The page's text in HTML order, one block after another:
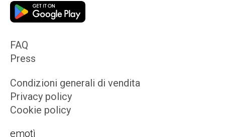
FAQ
Press
Condizioni generali di vendita
Privacy policy
Cookie policy
emotì